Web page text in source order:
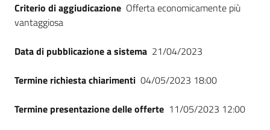
Criterio di aggiudicazione Offerta economicamente più
vantaggiosa
Data di pubblicazione a sistema 21/04/2023
Termine richiesta chiarimenti 04/05/2023 18:00
Termine presentazione delle offerte 11/05/2023 12:00